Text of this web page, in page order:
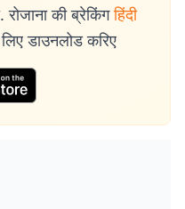
की ब्रेकिंग हिंदी
डाउनलोड करिए